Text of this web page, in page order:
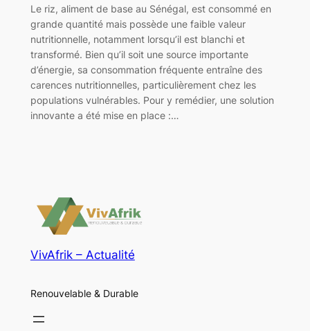
Le riz, aliment de base au Sénégal, est consommé en
grande quantité mais possède une faible valeur
nutritionnelle, notamment lorsqu’il est blanchi et
transformé. Bien qu’il soit une source importante
d’énergie, sa consommation fréquente entraîne des
carences nutritionnelles, particulièrement chez les
populations vulnérables. Pour y remédier, une solution
innovante a été mise en place :…
VivAfrik – Actualité
Renouvelable & Durable